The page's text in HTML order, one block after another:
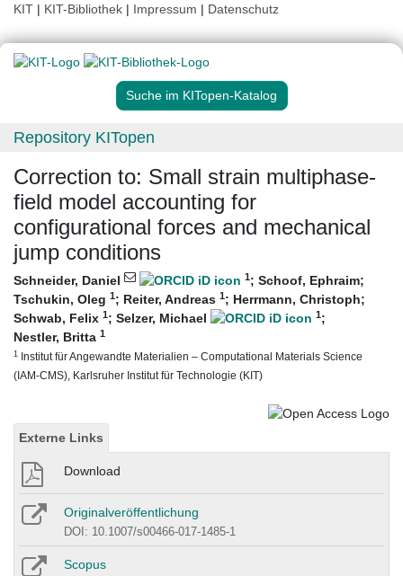
KIT | KIT-Bibliothek | Impressum | Datenschutz
Suche im KITopen-Katalog
Repository KITopen
Correction to: Small strain multiphase-
field model accounting for
configurational forces and mechanical
jump conditions
Schneider, Daniel 1; Schoof, Ephraim;
Tschukin, Oleg 1; Reiter, Andreas 1; Herrmann, Christoph;
Schwab, Felix 1; Selzer, Michael 1;
Nestler, Britta 1
1 Institut für Angewandte Materialien – Computational Materials Science
(IAM-CMS), Karlsruher Institut für Technologie (KIT)
Externe Links
Download
Originalveröffentlichung
DOI: 10.1007/s00466-017-1485-1
Scopus